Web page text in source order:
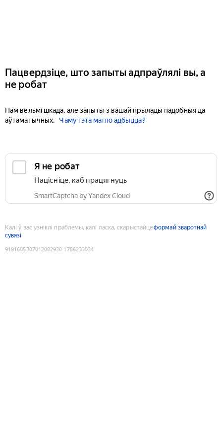
Пацвердзіце, што запыты адпраўлялі вы, а
не робат
Нам вельмі шкада, але запыты з вашай прылады падобныя да
аўтаматычных.
Чаму гэта магло адбыцца?
Я не робат
Націсніце, каб працягнуць
SmartCaptcha by Yandex Cloud
Калі ў вас узніклі праблемы, калі ласка, скарыстайцеформай зваротнай
сувязі
9191605307012082930:1786233034